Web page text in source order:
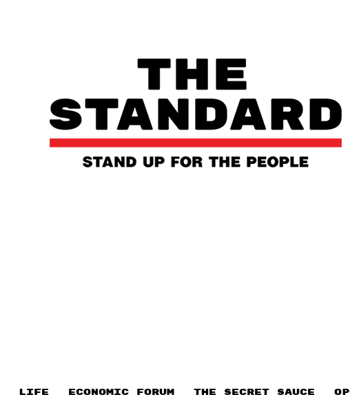
LIFE ECONOMIC FORUM THE SECRET SAUCE​